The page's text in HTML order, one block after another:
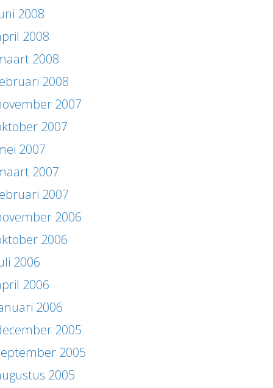
2008
2008
2008
2008
2007
2007
2007
2007
2007
2006
2006
2006
2006
2006
2005
2005
2005